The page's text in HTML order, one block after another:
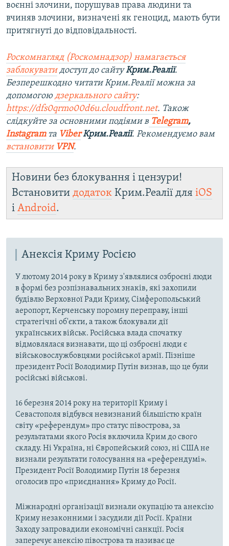
воєнні злочини, порушував права людини та
вчиняв злочини, визначені як геноцид, мають бути
притягнуті до відповідальності.
Роскомнагляд (Роскомнадзор) намагається
заблокуватидоступ до сайтуКрим.Реалії.
Безперешкодно читати Крим.Реалії можна за
допомогою дзеркального сайту:
https://dfs0qrmo00d6u.cloudfront.net. Також
слідкуйте за основними подіями в Telegram,
Instagramта ViberКрим.Реалії. Рекомендуємо вам
встановити VPN.
Новини без блокування і цензури!
Встановити додаток Крим.Реалії для iOS
і Android.
Анексія Криму Росією
У лютому 2014 року в Криму з'являлися озброєні люди
в формі без розпізнавальних знаків, які захопили
будівлю Верховної Ради Криму, Сімферопольський
аеропорт, Керченську поромну переправу, інші
стратегічні об'єкти, а також блокували дії
українських військ. Російська влада спочатку
відмовлялася визнавати, що ці озброєні люди є
військовослужбовцями російської армії. Пізніше
президент Росії Володимир Путін визнав, що це були
російські військові.
16 березня 2014 року на території Криму і
Севастополя відбувся невизнаний більшістю країн
світу «референдум» про статус півострова, за
результатами якого Росія включила Крим до свого
складу. Ні Україна, ні Європейський союз, ні США не
визнали результати голосування на «референдумі».
Президент Росії Володимир Путін 18 березня
оголосив про «приєднання» Криму до Росії.
Міжнародні організації визнали окупацію та анексію
Криму незаконними і засудили дії Росії. Країни
Заходу запровадили економічні санкції. Росія
заперечує анексію півострова та називає це